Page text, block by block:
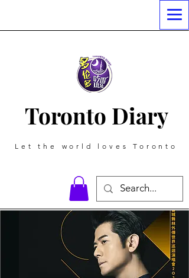
Toronto Diary
Let the world loves Toronto